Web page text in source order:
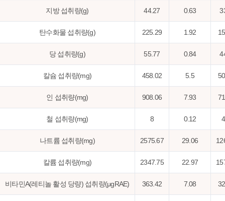
지방 섭취량(g) 44.27 0.63
탄수화물 섭취량(g) 225.29 1.92
당 섭취량(g) 55.77 0.84
칼슘 섭취량(mg) 458.02 5.5
인 섭취량(mg) 908.06 7.93
철 섭취량(mg) 8 0.12
나트륨 섭취량(mg) 2575.67 29.06
칼륨 섭취량(mg) 2347.75 22.97
비타민A(레티놀 활성 당량) 섭취량(μgRAE) 363.42 7.08